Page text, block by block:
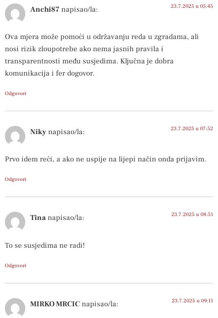
Anchi87 napisao/la: 23.7.2025 u 05:45
Ova mjera može pomoći u održavanju reda u zgradama, ali
nosi rizik zloupotrebe ako nema jasnih pravila i
transparentnosti među susjedima. Ključna je dobra
komunikacija i fer dogovor.
Odgovori
Niky napisao/la: 23.7.2025 u 07:52
Prvo idem reći, a ako ne uspije na lijepi način onda prijavim.
Odgovori
Tina napisao/la: 23.7.2025 u 08:51
To se susjedima ne radi!
Odgovori
MIRKO MRCIC napisao/la: 23.7.2025 u 09:11